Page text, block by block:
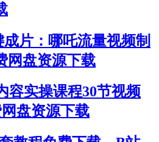
成片：哪吒流量视频制
网盘资源下载
容实操课程30节视频
盘资源下载